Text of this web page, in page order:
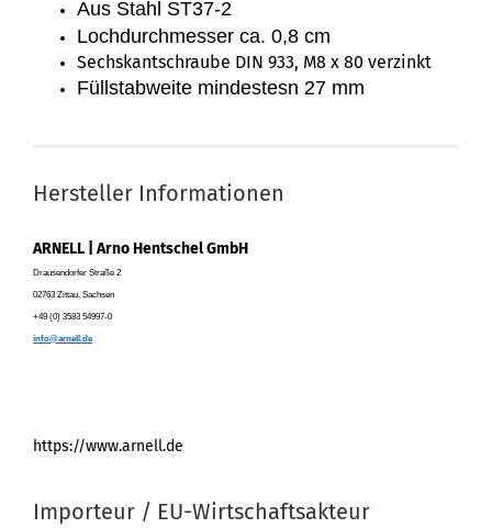
Aus Stahl ST37-2
Lochdurchmesser ca. 0,8 cm
Sechskantschraube DIN 933, M8 x 80 verzinkt
Füllstabweite mindestesn 27 mm
Hersteller Informationen
ARNELL | Arno Hentschel GmbH
Drausendorfer Straße 2
02763 Zittau, Sachsen
+49 (0) 3583 54997-0
info@arnell.de
https://www.arnell.de
Importeur / EU-Wirtschaftsakteur